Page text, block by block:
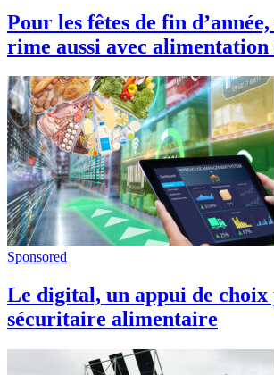
Pour les fêtes de fin
rime aussi avec
Sponsored
Le digital, un appui de
sécuritaire alimentaire